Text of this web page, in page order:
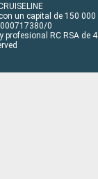
un capital de 150 000
0
RC RSA de